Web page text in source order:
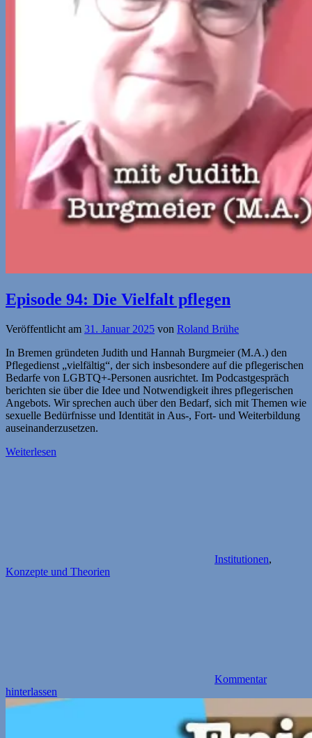
Episode 94: Die Vielfalt pflegen
Veröffentlicht am 31. Januar 2025 von Roland Brühe
In Bremen gründeten Judith und Hannah Burgmeier (M.A.) den
Pflegedienst „vielfältig“, der sich insbesondere auf die pflegerischen
Bedarfe von LGBTQ+-Personen ausrichtet. Im Podcastgespräch
berichten sie über die Idee und Notwendigkeit ihres pflegerischen
Angebots. Wir sprechen auch über den Bedarf, sich mit Themen wie
sexuelle Bedürfnisse und Identität in Aus-, Fort- und Weiterbildung
auseinanderzusetzen.
Weiterlesen
Institutionen,
Konzepte und Theorien
Kommentar
hinterlassen